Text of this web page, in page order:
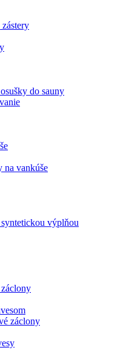
do sauny
na vankúše
výplňou
záclony